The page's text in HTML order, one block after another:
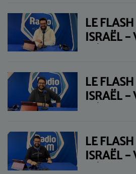
LE
ISRAËL -
LE
ISRAËL -
LE
ISRAËL -